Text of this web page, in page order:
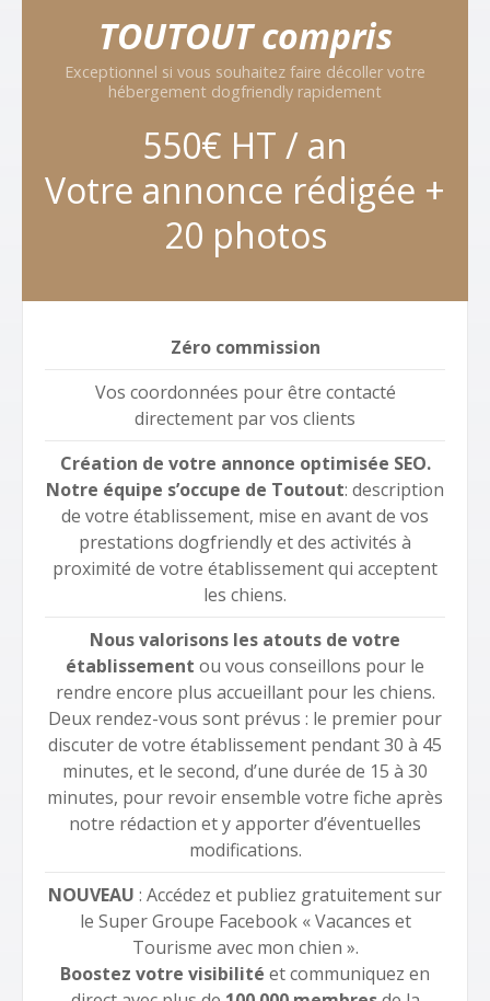
TOUTOUT compris
Exceptionnel si vous souhaitez faire décoller votre
hébergement dogfriendly rapidement
550€ HT / an
Votre annonce rédigée +
20 photos
Zéro commission
Vos coordonnées pour être contacté
directement par vos clients
Création de votre annonce optimisée SEO.
Notre équipe s’occupe de Toutout: description
de votre établissement, mise en avant de vos
prestations dogfriendly et des activités à
proximité de votre établissement qui acceptent
les chiens.
Nous valorisons les atouts de votre
établissement ou vous conseillons pour le
rendre encore plus accueillant pour les chiens.
Deux rendez-vous sont prévus : le premier pour
discuter de votre établissement pendant 30 à 45
minutes, et le second, d’une durée de 15 à 30
minutes, pour revoir ensemble votre fiche après
notre rédaction et y apporter d’éventuelles
modifications.
NOUVEAU : Accédez et publiez gratuitement sur
le Super Groupe Facebook « Vacances et
Tourisme avec mon chien ».
Boostez votre visibilité et communiquez en